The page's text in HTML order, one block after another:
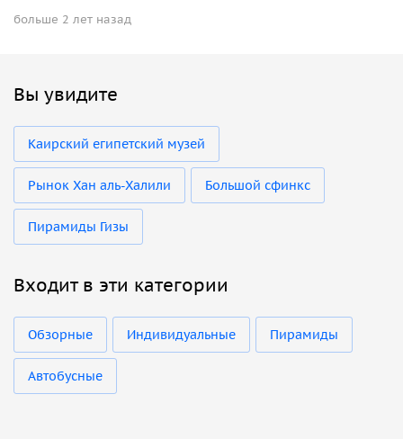
больше 2 лет назад
Вы увидите
Каирский египетский музей
Рынок Хан аль-Халили Большой сфинкс
Пирамиды Гизы
Входит в эти категории
Обзорные Индивидуальные Пирамиды
Автобусные